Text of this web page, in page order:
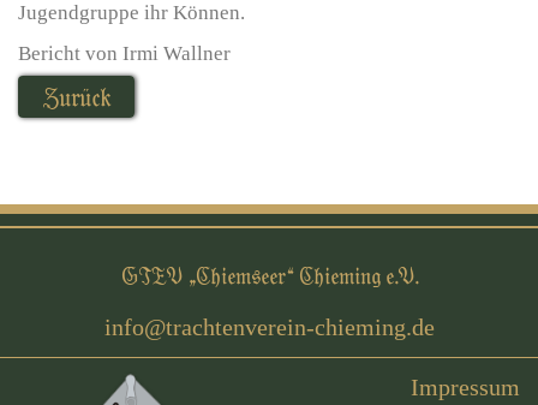
Jugendgruppe ihr Können.
Bericht von Irmi Wallner
Zurück
GTEV „Chiemseer“ Chieming e.V.
Impressum